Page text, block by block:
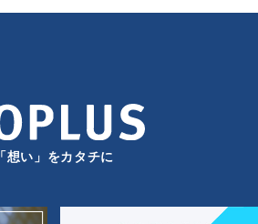
「想い」をカタチに